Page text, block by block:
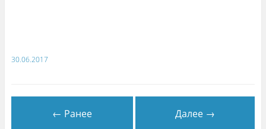
30.06.2017
← Ранее Далее →